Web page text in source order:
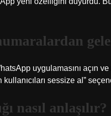
uygulamasını açın
sessize al”
nasıl anlaşılır?